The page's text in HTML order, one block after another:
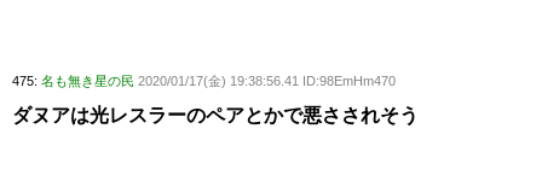
475: 名も無き星の民 2020/01/17(金) 19:38:56.41 ID:98EmHm470
ダヌアは光レスラーのペアとかで悪さされそう